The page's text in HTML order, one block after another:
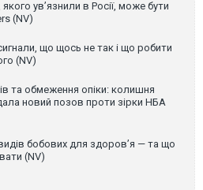
ув’язнили в Росії, може бути
(NV)
що щось не так і що робити
(NV)
та обмеження опіки: колишня
новий позов проти зірки НБА
бобових для здоров’я — та що
(NV)